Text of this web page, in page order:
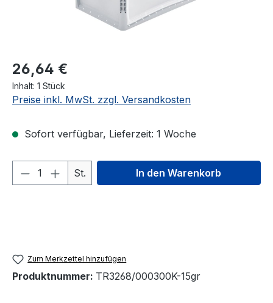
26,64 €
Inhalt: 1 Stück
Preise inkl. MwSt. zzgl. Versandkosten
Sofort verfügbar, Lieferzeit: 1 Woche
Produkt Anzahl: Gib den
St. In den Warenkorb
Zum Merkzettel hinzufügen
Produktnummer: TR3268/000300K-15gr